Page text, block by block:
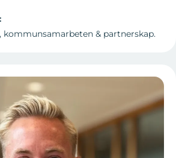
kommunsamarbeten & partnerskap.